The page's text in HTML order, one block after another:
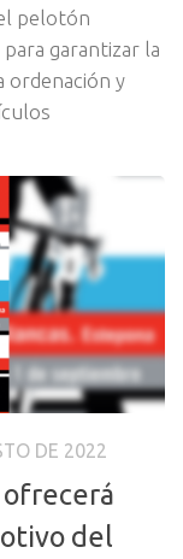
pelotón
garantizar la
ordenación y
DE 2022
ofrecerá
del